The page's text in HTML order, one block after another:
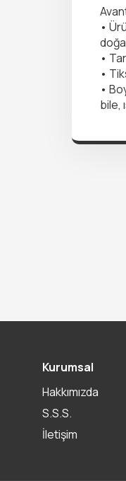
•
•
•
•
bile,
Kurumsal
Hakkımızda
S.S.S.
İletişim